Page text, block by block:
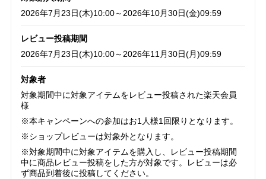
2026年7月23日(木)10:00～2026年10月30日(金)09:59
レビュー投稿期間
2026年7月23日(木)10:00～2026年11月30日(月)09:59
対象者
対象期間中に対象アイテムをレビュー投稿された楽天会員
様
※本キャンペーンへの参加はお1人様1回限りとなります。
※ショップレビューは対象外となります。
※対象期間中に対象アイテムを購入し、レビュー投稿期間
中に商品レビュー投稿をした方が対象です。レビューは必
ず商品到着後に投稿してください。